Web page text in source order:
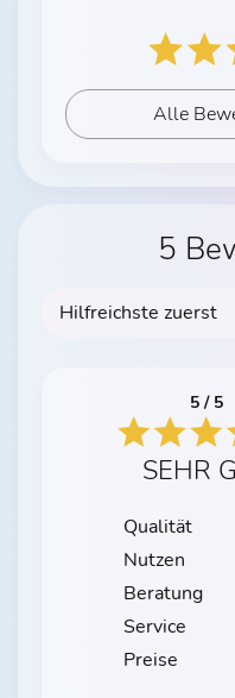
Alle
5
Hilfreichste zuerst
5 / 5
SEHR
Qualität
Nutzen
Beratung
Service
Preise